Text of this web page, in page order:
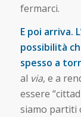
fermarci.
E poi arriva.
possibilità
spesso a
al via, e a
essere
siamo partiti